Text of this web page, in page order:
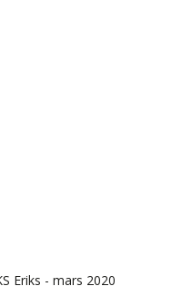
Eriks - mars 2020